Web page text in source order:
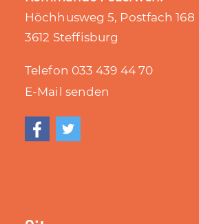
Höchhusweg 5, Postfach 168
3612 Steffisburg
Telefon 033 439 44 70
E-Mail senden